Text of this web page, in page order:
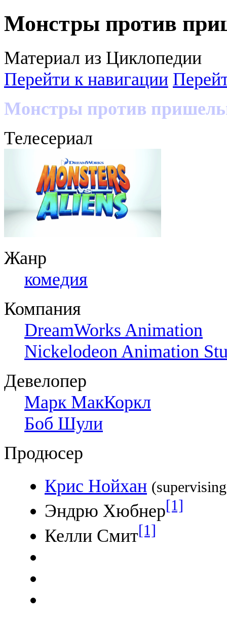
Монстры против
Материал из Циклопедии
Перейти к навигации
Монстры против
Телесериал
Жанр
комедия
Компания
DreamWorks Animation
Nickelodeon Animation
Девелопер
Марк МакКоркл
Боб Шули
Продюсер
Крис Нойхан
Эндрю Хюбнер[1]
Келли Смит[1]